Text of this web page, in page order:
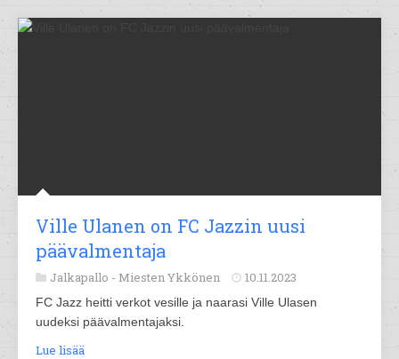
Ville Ulanen on FC Jazzin uusi
päävalmentaja
Jalkapallo - Miesten Ykkönen 10.11.2023
FC Jazz heitti verkot vesille ja naarasi Ville Ulasen
uudeksi päävalmentajaksi.
Lue lisää